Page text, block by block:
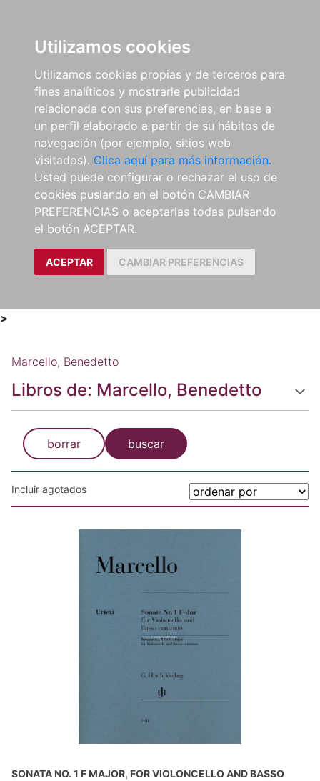
Utilizamos cookies
Utilizamos cookies propias y de terceros para
fines analíticos y mostrarle publicidad
relacionada con sus preferencias, en base a
un perfil elaborado a partir de su hábitos de
navegación (por ejemplo, sitios web
visitados). Clica aquí para más información.
Usted puede configurar o rechazar el uso de
cookies puslando en el botón CAMBIAR
PREFERENCIAS o aceptarlas todas pulsando
el botón ACEPTAR.
ACEPTAR CAMBIAR PREFERENCIAS
>
Marcello, Benedetto
Libros de: Marcello, Benedetto
borrar buscar
Incluir agotados
SONATA NO. 1 F MAJOR, FOR VIOLONCELLO AND BASSO